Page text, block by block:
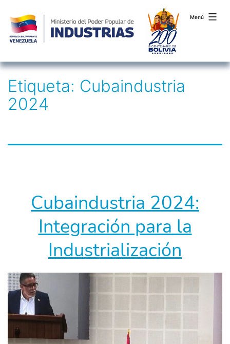
Saltar
contenido
Menú
Etiqueta: Cubaindustria
2024
Cubaindustria 2024:
Integración para la
Industrialización